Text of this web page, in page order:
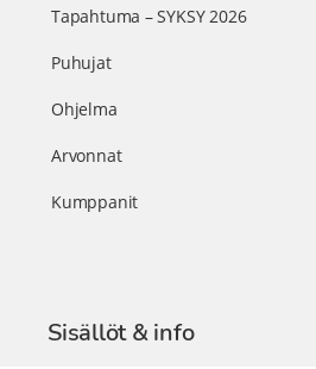
Tapahtuma – SYKSY 2026
Puhujat
Ohjelma
Arvonnat
Kumppanit
Sisällöt & info